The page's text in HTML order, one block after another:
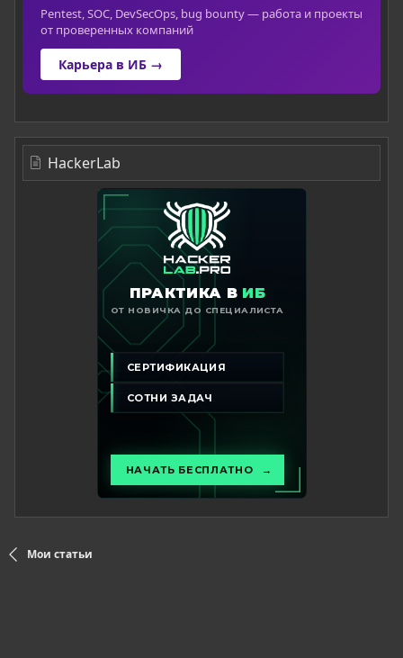
Pentest, SOC, DevSecOps, bug bounty — работа и проекты
от проверенных компаний
Карьера в ИБ →
HackerLab
Мои статьи